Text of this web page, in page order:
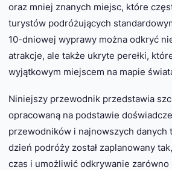
oraz mniej znanych miejsc, które
turystów podróżujących
10-dniowej wyprawy można odkryć
atrakcje, ale także ukryte perełki,
wyjątkowym miejscem na mapie
Niniejszy przewodnik przedstawia
opracowaną na podstawie
przewodników i najnowszych danych
dzień podróży został zaplanowany
czas i umożliwić odkrywanie zarówno